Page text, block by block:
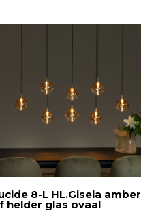
8-L HL.Gisela amber
helder glas ovaal